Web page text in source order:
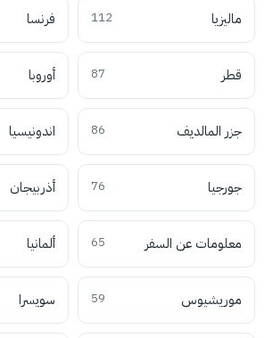
ماليزيا 112 فرنسا
قطر 87 أوروبا
جزر المالديف 86 اندونيسيا
جورجيا 76 أذربيجان
معلومات عن السفر 65 ألمانيا
موريشيوس 59 سويسرا